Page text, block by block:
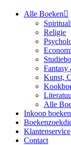
Alle Boeken
Religie
Fantasy
Kunst,
Alle
Inkoop boeken
Klantenservice
Contact